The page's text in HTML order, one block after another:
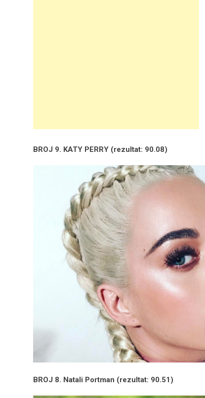
BROJ 9. KATY PERRY (rezultat: 90.08)
BROJ 8. Natali Portman (rezultat: 90.51)